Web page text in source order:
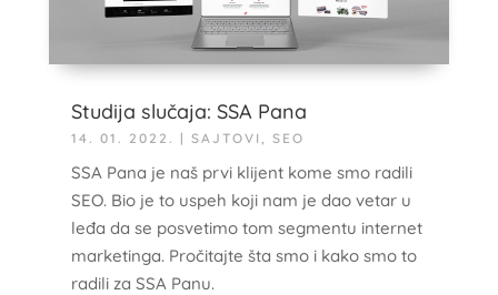
Studija slučaja: SSA Pana
14. 01. 2022. | SAJTOVI SEO
SSA Pana je naš prvi klijent kome smo radili
SEO. Bio je to uspeh koji nam je dao vetar u
leđa da se posvetimo tom segmentu internet
marketinga. Pročitajte šta smo i kako smo to
radili za SSA Panu.